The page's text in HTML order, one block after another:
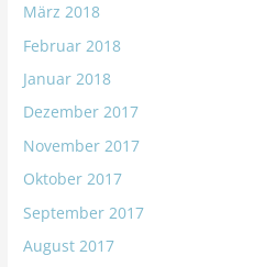
März 2018
Februar 2018
Januar 2018
Dezember 2017
November 2017
Oktober 2017
September 2017
August 2017